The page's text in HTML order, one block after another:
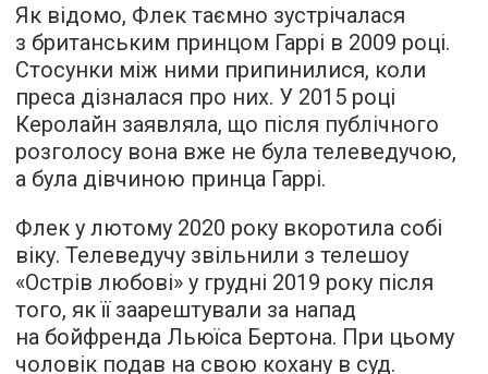
Як відомо, Флек таємно зустрічалася
з британським принцом Гаррі в 2009 році.
Стосунки між ними припинилися, коли
преса дізналася про них. У 2015 році
Керолайн заявляла, що після публічного
розголосу вона вже не була телеведучою,
а була дівчиною принца Гаррі.
Флек у лютому 2020 року вкоротила собі
віку. Телеведучу звільнили з телешоу
«Острів любові» у грудні 2019 року після
того, як її заарештували за напад
на бойфренда Льюїса Бертона. При цьому
чоловік подав на свою кохану в суд.